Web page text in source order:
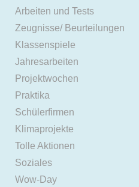
Arbeiten und Tests
Zeugnisse/ Beurteilungen
Klassenspiele
Jahresarbeiten
Projektwochen
Praktika
Schülerfirmen
Klimaprojekte
Tolle Aktionen
Soziales
Wow-Day